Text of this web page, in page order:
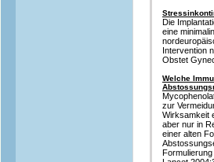
Die
eine
Intervention
Obstet
Welche
zur
Wirksamkeit
aber nur in
einer alten
Formulierung